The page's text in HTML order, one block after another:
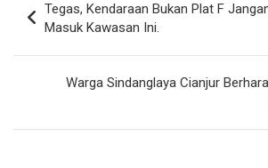
o
o
k
A
p
p
navigation
Tegas, Kendaraan Bukan Plat F
Masuk Kawasan Ini.
Warga Sindanglaya Cianjur